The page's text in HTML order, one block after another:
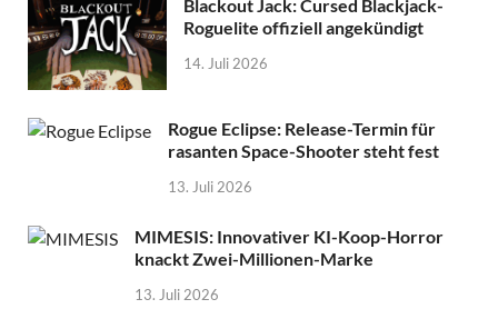
Blackout Jack: Cursed Blackjack-
Roguelite offiziell angekündigt
14. Juli 2026
Rogue Eclipse: Release-Termin für
rasanten Space-Shooter steht fest
13. Juli 2026
MIMESIS: Innovativer KI-Koop-Horror
knackt Zwei-Millionen-Marke
13. Juli 2026